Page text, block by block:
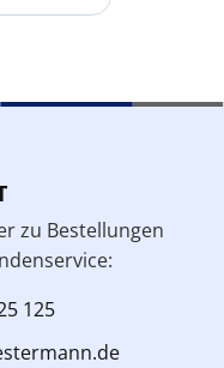
zu Bestellungen
125